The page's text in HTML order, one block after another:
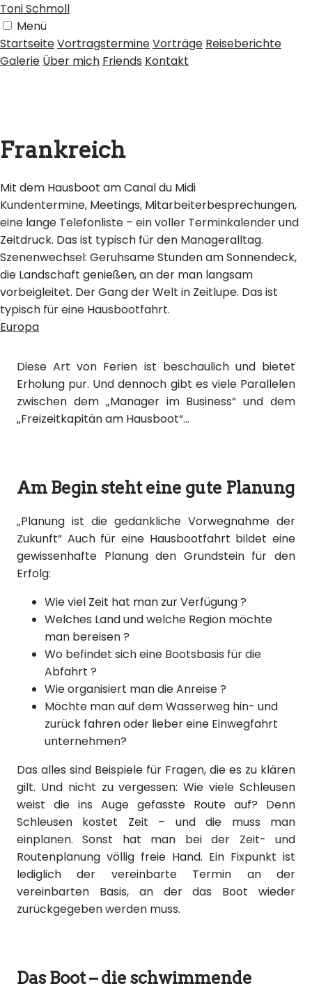
Toni Schmoll
Menü
StartseiteVortragstermineVorträge Reiseberichte
Galerie Über mich Friends Kontakt
Frankreich
Mit dem Hausboot am Canal du Midi
Kundentermine, Meetings, Mitarbeiterbesprechungen,
eine lange Telefonliste – ein voller Terminkalender und
Zeitdruck. Das ist typisch für den Manageralltag.
Szenenwechsel: Geruhsame Stunden am Sonnendeck,
die Landschaft genießen, an der man langsam
vorbeigleitet. Der Gang der Welt in Zeitlupe. Das ist
typisch für eine Hausbootfahrt.
Europa
Diese Art von Ferien ist beschaulich und bietet
Erholung pur. Und dennoch gibt es viele Parallelen
zwischen dem „Manager im Business“ und dem
„Freizeitkapitän am Hausboot“…
Am Begin steht eine gute Planung
„Planung ist die gedankliche Vorwegnahme der
Zukunft“ Auch für eine Hausbootfahrt bildet eine
gewissenhafte Planung den Grundstein für den
Erfolg:
Wie viel Zeit hat man zur Verfügung ?
Welches Land und welche Region möchte
man bereisen ?
Wo befindet sich eine Bootsbasis für die
Abfahrt ?
Wie organisiert man die Anreise ?
Möchte man auf dem Wasserweg hin- und
zurück fahren oder lieber eine Einwegfahrt
unternehmen?
Das alles sind Beispiele für Fragen, die es zu klären
gilt. Und nicht zu vergessen: Wie viele Schleusen
weist die ins Auge gefasste Route auf? Denn
Schleusen kostet Zeit – und die muss man
einplanen. Sonst hat man bei der Zeit- und
Routenplanung völlig freie Hand. Ein Fixpunkt ist
lediglich der vereinbarte Termin an der
vereinbarten Basis, an der das Boot wieder
zurückgegeben werden muss.
Das Boot – die schwimmende